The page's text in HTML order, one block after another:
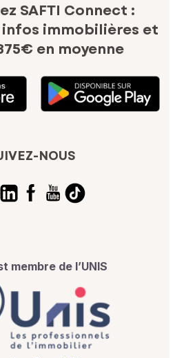
SAFTI Connect :
immobilières et
en moyenne
NOUS
membre de l’UNIS